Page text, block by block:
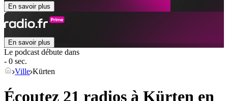
En savoir plus
En savoir plus
Le podcast débute dans
- 0 sec.
Ville Kürten
Écoutez 21 radios à Kürten en